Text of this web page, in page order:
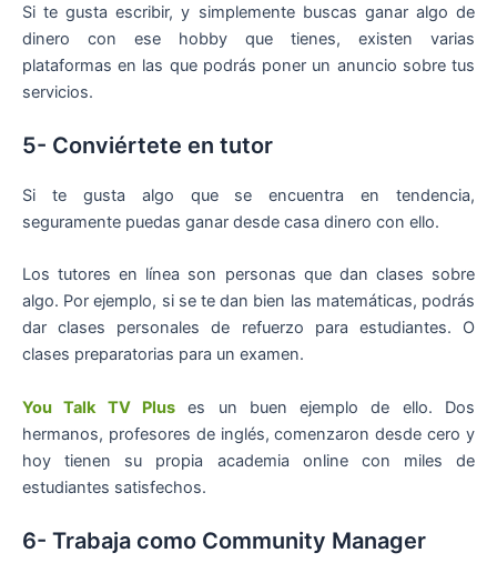
Si te gusta escribir, y simplemente buscas ganar algo de
dinero con ese hobby que tienes, existen varias
plataformas en las que podrás poner un anuncio sobre tus
servicios.
5- Conviértete en tutor
Si te gusta algo que se encuentra en tendencia,
seguramente puedas ganar desde casa dinero con ello.
Los tutores en línea son personas que dan clases sobre
algo. Por ejemplo, si se te dan bien las matemáticas, podrás
dar clases personales de refuerzo para estudiantes. O
clases preparatorias para un examen.
You Talk TV Pluses un buen ejemplo de ello. Dos
hermanos, profesores de inglés, comenzaron desde cero y
hoy tienen su propia academia online con miles de
estudiantes satisfechos.
6- Trabaja como Community Manager